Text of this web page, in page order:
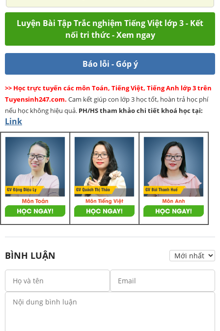
Luyện Bài Tập Trắc nghiệm Tiếng Việt lớp 3 - Kết
nối tri thức - Xem ngay
Báo lỗi - Góp ý
>> Học trực tuyến các môn Toán, Tiếng Việt, Tiếng Anh lớp 3 trên
Tuyensinh247.com. Cam kết giúp con lớp 3 học tốt, hoàn trả học phí
nếu học không hiệu quả. PH/HStham khảo chi tiết khoá học tại:
Link
BÌNH LUẬN